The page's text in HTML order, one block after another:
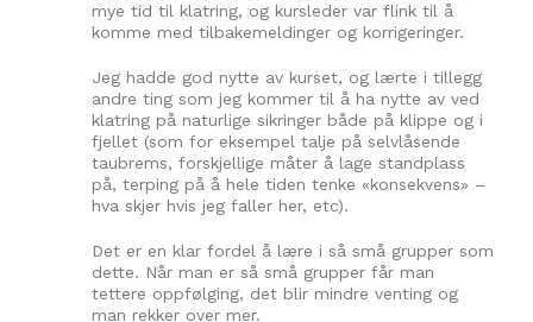
mye tid til klatring, og kursleder var flink til å
komme med tilbakemeldinger og korrigeringer.
Jeg hadde god nytte av kurset, og lærte i tillegg
andre ting som jeg kommer til å ha nytte av ved
klatring på naturlige sikringer både på klippe og i
fjellet (som for eksempel talje på selvlåsende
taubrems, forskjellige måter å lage standplass
på, terping på å hele tiden tenke «konsekvens» –
hva skjer hvis jeg faller her, etc).
Det er en klar fordel å lære i så små grupper som
dette. Når man er så små grupper får man
tettere oppfølging, det blir mindre venting og
man rekker over mer.